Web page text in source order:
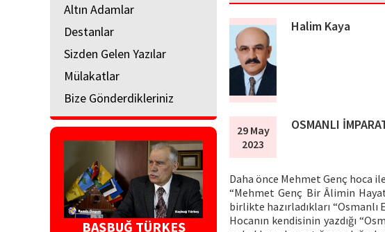
Altın Adamlar
Destanlar
Sizden Gelen Yazılar
Mülakatlar
Bize Gönderdikleriniz
BAŞBUĞ TÜRKEŞ
Halim Kaya
29 May
2023
OSMANLI
Daha önce Mehmet Genç hoca
“Mehmet Genç Bir Âlimin
birlikte hazırladıkları
Hocanın kendisinin yazdığı